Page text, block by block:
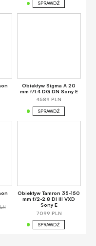
SPRAWDŹ
Obiektyw Sigma A 20
mm f/1.4 DG DN Sony E
4589 PLN
SPRAWDŹ
Obiektyw Tamron 35-150
mm f/2-2.8 DI III VXD
Sony E
7099 PLN
SPRAWDŹ